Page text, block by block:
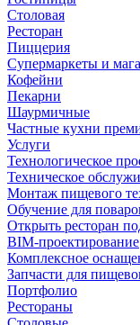
Столовая
Ресторан
Пиццерия
Супермаркеты и
Кофейни
Пекарни
Шаурмичные
Частные кухни
Услуги
Технологическое
Техническое
Монтаж пищевого
Обучение для
Открыть ресторан
BIM-проектирование
Комплексное
Запчасти для
Портфолио
Рестораны